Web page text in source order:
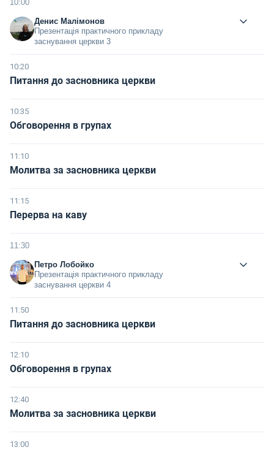
10:00
Денис Малімонов
Презентація практичного прикладу
заснування церкви 3
10:20
Питання до засновника церкви
10:35
Обговорення в групах
11:10
Молитва за засновника церкви
11:15
Перерва на каву
11:30
Петро Лобойко
Презентація практичного прикладу
заснування церкви 4
11:50
Питання до засновника церкви
12:10
Обговорення в групах
12:40
Молитва за засновника церкви
13:00